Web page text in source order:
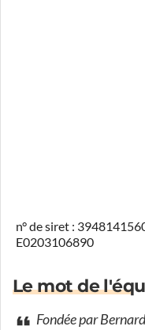
n° de siret :
E0203106890
Le mot de
Fondée par